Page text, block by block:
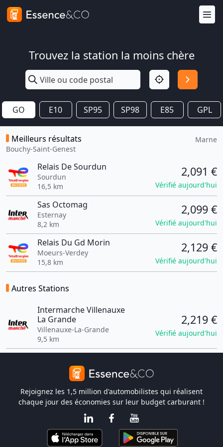
Trouvez la station la moins chère
GO E10 SP95 SP98 E85 GPL
Meilleurs résultats
Bouchy-Saint-Genest
Marne
Relais De Sourdun
Sourdun
16,5 km
2,091 €
Vérifié aujourd'hui
Sas Octomag
Esternay
8,2 km
2,099 €
Vérifié aujourd'hui
Relais Du Gd Morin
Moeurs-Verdey
15,8 km
2,129 €
Vérifié aujourd'hui
Autres Stations
Intermarche Villenauxe
La Grande
Villenauxe-La-Grande
9,5 km
2,219 €
Vérifié aujourd'hui
Rejoignez les 1,5 million d'automobilistes qui réalisent
chaque jour des économies sur leur budget carburant !